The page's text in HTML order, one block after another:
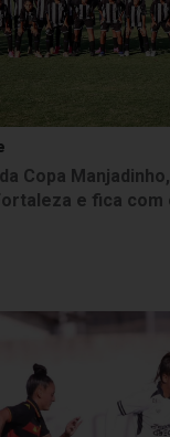
Copa
e fica com